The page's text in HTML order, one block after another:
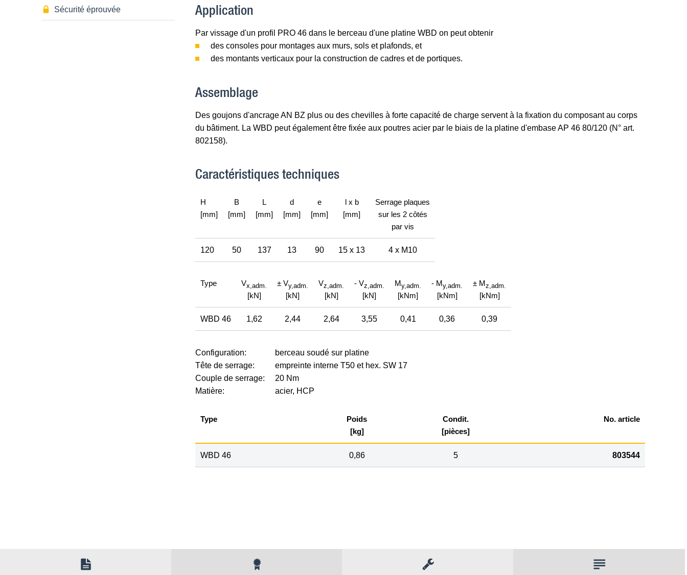
Sécurité éprouvée Application
Par vissage d'un profil PRO 46 dans le berceau d'une platine WBD on peut obtenir
des consoles pour montages aux murs, sols et plafonds, et
des montants verticaux pour la construction de cadres et de portiques.
Assemblage
Des goujons d'ancrage AN BZ plus ou des chevilles à forte capacité de charge servent à la fixation du composant au corps
du bâtiment. La WBD peut également être fixée aux poutres acier par le biais de la platine d'embase AP 46 80/120 (N° art.
802158).
Caractéristiques techniques
H
[mm]
B
[mm]
L
[mm]
d
[mm]
e
[mm]
l x b
[mm]
Serrage plaques
sur les 2 côtés
par vis
120 50 137 13 90 15 x 13 4 x M10
Type Vx, adm.
[kN]
± Vy, adm.
[kN]
Vz, adm.
[kN]
- Vz, adm.
[kN]
My, adm.
[kNm]
- My, adm.
[kNm]
± Mz, adm.
[kNm]
WBD 46 1,62 2,44 2,64 3,55 0,41 0,36 0,39
Configuration:
berceau soudé sur platine
Tête de serrage:
empreinte interne T50 et hex. SW 17
Couple de serrage:
20 Nm
Matière:
acier, HCP
Type
Poids
[kg]
Condit.
[pièces]
No. article
WBD 46 0,86 5 803544